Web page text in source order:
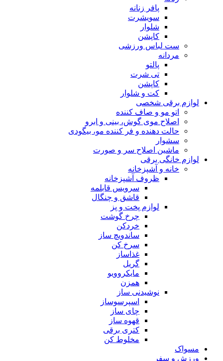
پافر زنانه
سویشرت
شلوار
کاپشن
ست لباس ورزشی
مردانه
پالتو
تی شرت
کاپشن
کت و شلوار
لوازم برقی شخصی
اتو مو و صاف کننده
اصلاح موی گوش، بینی و ابرو
حالت دهنده و فر کننده مو، بیگودی
سشوار
ماشین اصلاح سر و صورت
لوازم خانگی برقی
خانه و آشپزخانه
ظروف آشپزخانه
سرویس قابلمه
قاشق و چنگال
لوازم پخت و پز
چرخ گوشت
خردکن
ساندویچ ساز
سرخ کن
غذاساز
گریل
مایکروویو
همزن
نوشیدنی ساز
اسپرسوساز
چای ساز
قهوه ساز
کتری برقی
مخلوط کن
مسواک
ورزش و سفر